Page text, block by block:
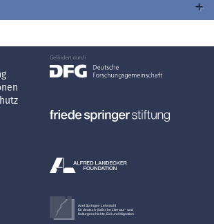
Axel Springer-Lehrstuhl
für deutsch-jüdische Literatur- und
Kulturgeschichte, Exil und Migration